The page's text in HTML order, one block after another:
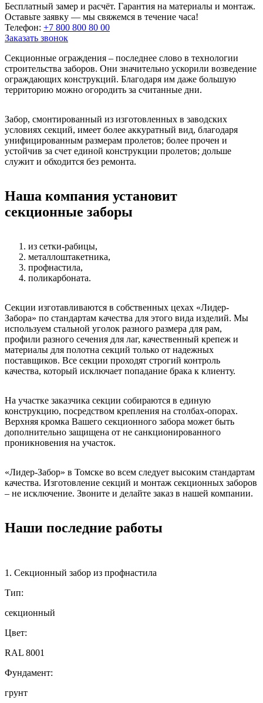
Бесплатный замер и расчёт. Гарантия на материалы и монтаж.
Оставьте заявку — мы свяжемся в течение часа!
Телефон: +7 800 800 80 00
Заказать звонок
Секционные ограждения – последнее слово в технологии
строительства заборов. Они значительно ускорили возведение
ограждающих конструкций. Благодаря им даже большую
территорию можно огородить за считанные дни.
Забор, смонтированный из изготовленных в заводских
условиях секций, имеет более аккуратный вид, благодаря
унифицированным размерам пролетов; более прочен и
устойчив за счет единой конструкции пролетов; дольше
служит и обходится без ремонта.
Наша компания установит
секционные заборы
из сетки-рабицы,
металлоштакетника,
профнастила,
поликарбоната.
Секции изготавливаются в собственных цехах «Лидер-
Забора» по стандартам качества для этого вида изделий. Мы
используем стальной уголок разного размера для рам,
профили разного сечения для лаг, качественный крепеж и
материалы для полотна секций только от надежных
поставщиков. Все секции проходят строгий контроль
качества, который исключает попадание брака к клиенту.
На участке заказчика секции собираются в единую
конструкцию, посредством крепления на столбах-опорах.
Верхняя кромка Вашего секционного забора может быть
дополнительно защищена от не санкционированного
проникновения на участок.
«Лидер-Забор» в Томске во всем следует высоким стандартам
качества. Изготовление секций и монтаж секционных заборов
– не исключение. Звоните и делайте заказ в нашей компании.
Наши последние работы
1. Секционный забор из профнастила
Тип:
секционный
Цвет:
RAL 8001
Фундамент:
грунт